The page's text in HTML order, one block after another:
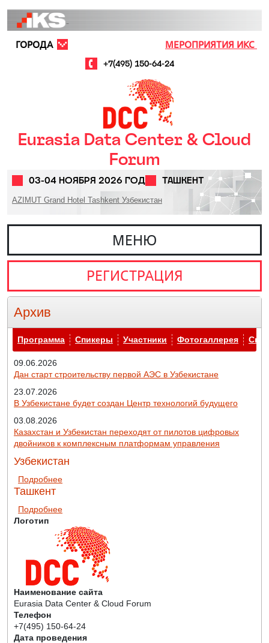
МЕРОПРИЯТИЯ ИКС
+7(495) 150-64-24
ГОРОДА
Eurasia Data Center & Cloud
Forum
03-04 НОЯБРЯ 2026 ГОД ТАШКЕНТ
AZIMUT Grand Hotel Tashkent Узбекистан
МЕНЮ
РЕГИСТРАЦИЯ
Архив
Архив
Программа Спикеры Участники Фотогаллерея
09.06.2026
Дан старт строительству первой АЭС в Узбекистане
23.07.2026
В Узбекистане будет создан Центр технологий будущего
03.08.2026
Казахстан и Узбекистан переходят от пилотов цифровых
двойников к комплексным платформам управления
Узбекистан
Подробнеео Узбекистан
Ташкент
Подробнеео Ташкент
Логотип
Наименование сайта
Eurasia Data Center & Cloud Forum
Телефон
+7(495) 150-64-24
Дата проведения